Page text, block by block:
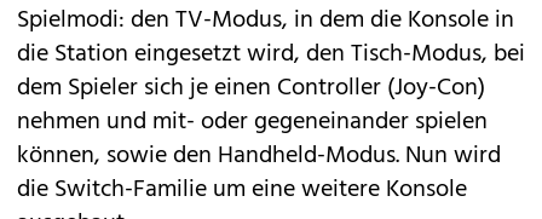
Spielmodi: den TV-Modus, in dem die Konsole in
die Station eingesetzt wird, den Tisch-Modus, bei
dem Spieler sich je einen Controller (Joy-Con)
nehmen und mit- oder gegeneinander spielen
können, sowie den Handheld-Modus. Nun wird
die Switch-Familie um eine weitere Konsole